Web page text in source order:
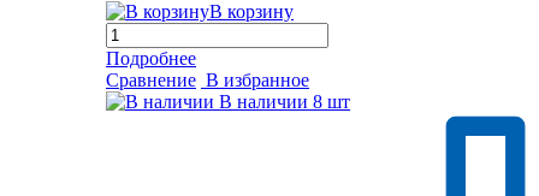
В корзину
Подробнее
Сравнение В избранное
В наличии 8 шт